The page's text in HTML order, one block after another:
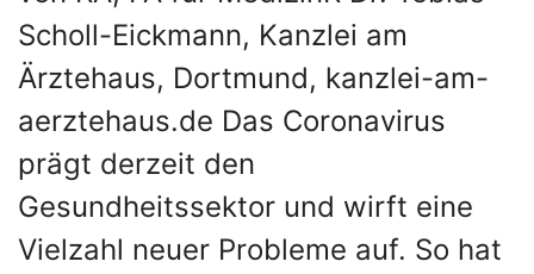
Scholl-Eickmann, Kanzlei am
Ärztehaus, Dortmund, kanzlei-am-
aerztehaus.de Das Coronavirus
prägt derzeit den
Gesundheitssektor und wirft eine
Vielzahl neuer Probleme auf. So hat